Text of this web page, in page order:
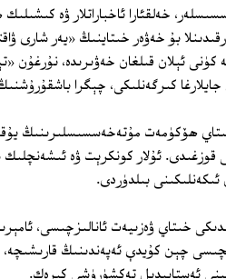
خەلقئارا ئاخباراتلار ۋە
بۇ خەۋەر خىتاينىڭ «يەر شارى
كۈنى ئېلان قىلغان خەۋىرىدە، نۇرغۇن
جايلارغا كىرگەنلىكى، چېگرا
ھۆكۈمەت مۇتەخەسسىسلىرىنىڭ
قوزغىدى. ئۇلار كونكرېت ۋە
بىلدۈردى.
خىتاي ۋەزىيەت ئانالىزچىسى،
چېن كۇيدې ئەپەندىنىڭ
ئەستايىدىل تەكشۈرۈشى كېرەك.